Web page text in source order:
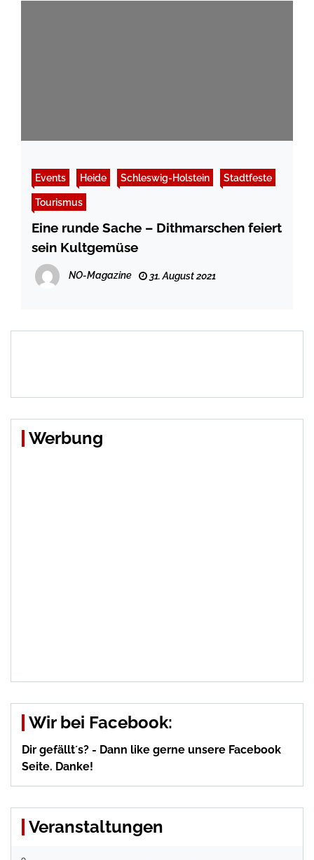
Events Heide Schleswig-Holstein Stadtfeste
Tourismus
Eine runde Sache – Dithmarschen feiert
sein Kultgemüse
NO-Magazine 31. August 2021
Werbung
Wir bei Facebook:
Dir gefällt´s? - Dann like gerne unsere Facebook
Seite. Danke!
Veranstaltungen